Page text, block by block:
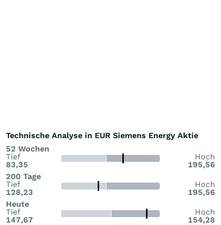
Technische Analyse in EUR Siemens Energy Aktie
52 Wochen
Tief
83,35
Hoch
195,56
200 Tage
Tief
128,23
Hoch
195,56
Heute
Tief
147,67
Hoch
154,28